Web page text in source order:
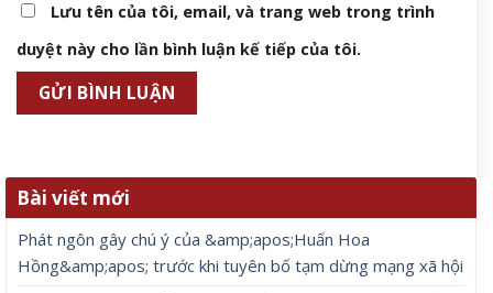
Lưu tên của tôi, email, và trang web trong trình
duyệt này cho lần bình luận kế tiếp của tôi.
Bài viết mới
Phát ngôn gây chú ý của &amp;apos;Huấn Hoa
Hồng&amp;apos; trước khi tuyên bố tạm dừng mạng xã hội